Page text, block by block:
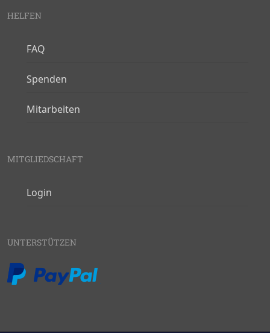
HELFEN
FAQ
Spenden
Mitarbeiten
MITGLIEDSCHAFT
Login
UNTERSTÜTZEN